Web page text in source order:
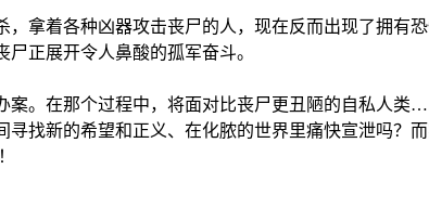
拿着各种凶器攻击丧尸的人，现在反而出现了拥有
正展开令人鼻酸的孤军奋斗。
案。在那个过程中，将面对比丧尸更丑陋的自私人
找新的希望和正义、在化脓的世界里痛快宣泄吗？